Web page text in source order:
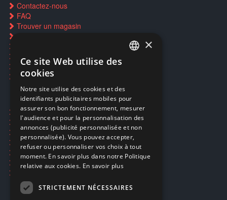
Contactez-nous
FAQ
Trouver un magasin
Restauration CD griffés
Réparations & SAV
Smartpoints
Ecogaming
Expédition & retours
Confidentialité
Conditions générales
EA Sport UFC 6
Call of Duty: Modern Warfare 4
Rachat et revente de jeux en cash
ENGLISH
×
Ce site Web utilise des
cookies
Notre site utilise des cookies et des
identifiants publicitaires mobiles pour
assurer son bon fonctionnement, mesurer
l'audience et pour la personnalisation des
annonces (publicité personnalisée et non
personnalisée). Vous pouvez accepter,
refuser ou personnaliser vos choix à tout
moment. En savoir plus dans notre Politique
relative aux cookies. En savoir plus
STRICTEMENT NÉCESSAIRES